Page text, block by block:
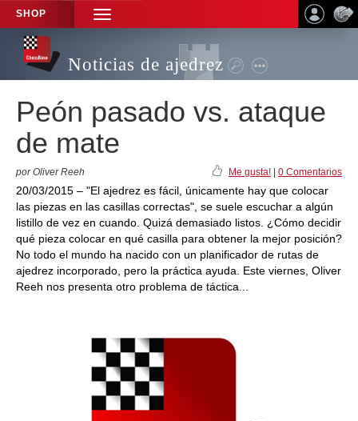
SHOP
TOGGLE
NAVIGATION
Noticias de ajedrez
Peón pasado vs. ataque
de mate
por Oliver Reeh Me gusta! 0 Comentarios
20/03/2015 – "El ajedrez es fácil, únicamente hay que colocar
las piezas en las casillas correctas", se suele escuchar a algún
listillo de vez en cuando. Quizá demasiado listos. ¿Cómo decidir
qué pieza colocar en qué casilla para obtener la mejor posición?
No todo el mundo ha nacido con un planificador de rutas de
ajedrez incorporado, pero la práctica ayuda. Este viernes, Oliver
Reeh nos presenta otro problema de táctica...